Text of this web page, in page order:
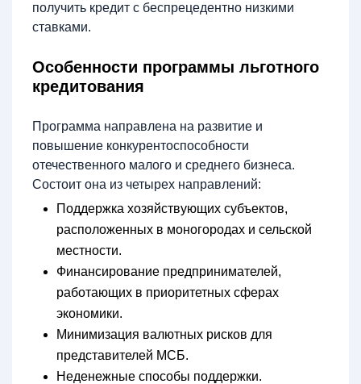
получить кредит с беспрецедентно низкими
ставками.
Особенности программы льготного
кредитования
Программа направлена на развитие и
повышение конкурентоспособности
отечественного малого и среднего бизнеса.
Состоит она из четырех направлений:
Поддержка хозяйствующих субъектов,
расположенных в моногородах и сельской
местности.
Финансирование предпринимателей,
работающих в приоритетных сферах
экономики.
Минимизация валютных рисков для
представителей МСБ.
Неденежные способы поддержки.